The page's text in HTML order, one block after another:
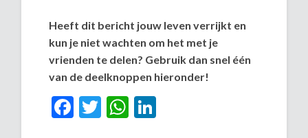
Heeft dit bericht jouw leven verrijkt en
kun je niet wachten om het met je
vrienden te delen? Gebruik dan snel één
van de deelknoppen hieronder!
Facebook
TwitterWhatsApp